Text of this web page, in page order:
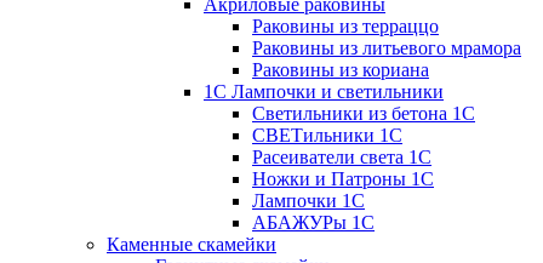
Акриловые раковины
Раковины из терраццо
Раковины из литьевого мрамора
Раковины из кориана
1С Лампочки и светильники
Светильники из бетона 1С
СВЕТильники 1С
Расеиватели света 1С
Ножки и Патроны 1С
Лампочки 1С
АБАЖУРы 1С
Каменные скамейки